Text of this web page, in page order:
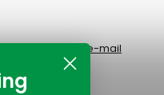
of stuur eene-mail